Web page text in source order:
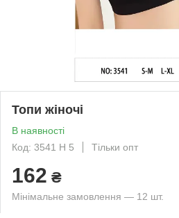
Топи жіночі
В наявності
Код: 3541 Н 5
Тільки опт
162 ₴
Мінімальне замовлення — 12 шт.